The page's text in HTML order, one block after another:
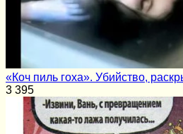
«Коч пиль гоха». Убийство,
3 395